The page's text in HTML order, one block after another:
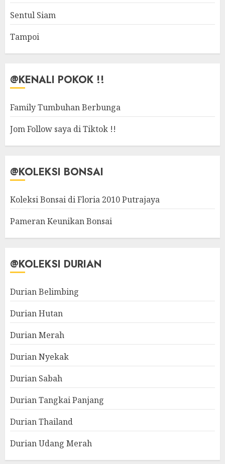
Sentul Siam
Tampoi
@KENALI POKOK !!
Family Tumbuhan Berbunga
Jom Follow saya di Tiktok !!
@KOLEKSI BONSAI
Koleksi Bonsai di Floria 2010 Putrajaya
Pameran Keunikan Bonsai
@KOLEKSI DURIAN
Durian Belimbing
Durian Hutan
Durian Merah
Durian Nyekak
Durian Sabah
Durian Tangkai Panjang
Durian Thailand
Durian Udang Merah